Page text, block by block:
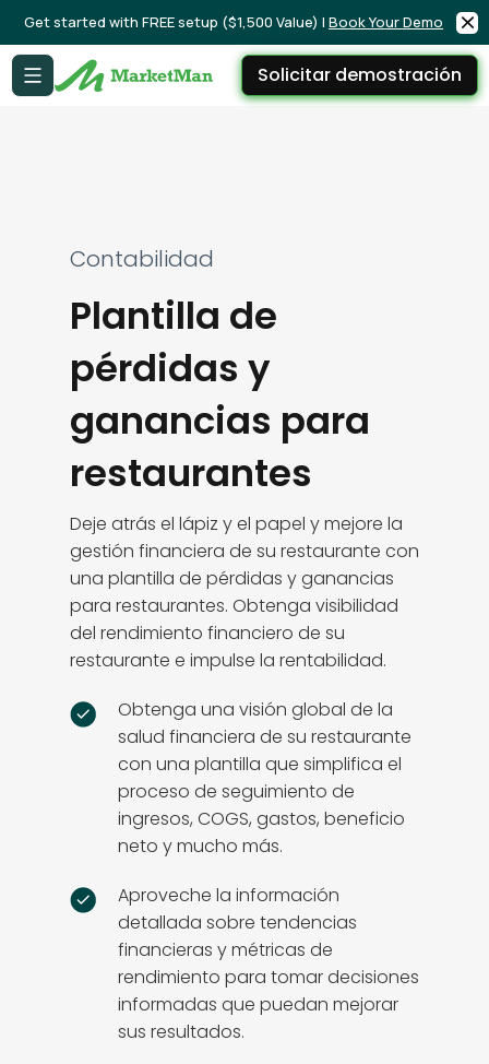
Get started with FREE setup ($1,500 Value) | Book Your Demo
Solicitar demostración
Contabilidad
Plantilla de
pérdidas y
ganancias para
restaurantes
Deje atrás el lápiz y el papel y mejore la
gestión financiera de su restaurante con
una plantilla de pérdidas y ganancias
para restaurantes. Obtenga visibilidad
del rendimiento financiero de su
restaurante e impulse la rentabilidad.
Obtenga una visión global de la
salud financiera de su restaurante
con una plantilla que simplifica el
proceso de seguimiento de
ingresos, COGS, gastos, beneficio
neto y mucho más.
Aproveche la información
detallada sobre tendencias
financieras y métricas de
rendimiento para tomar decisiones
informadas que puedan mejorar
sus resultados.